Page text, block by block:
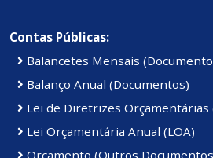
Contas Públicas:
Balancetes Mensais
Balanço Anual (Documentos)
Lei de Diretrizes Orçamentárias
Lei Orçamentária Anual (LOA)